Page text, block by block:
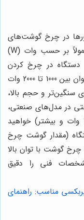
در چرخ گوشت‌های
گیربکسی است. این توان که معمولاً بر حسب وات (W)
دستگاه در چرخ کردن
مواد است. برای مصارف خانگی، توان بین 1000 تا 2000 وات
سنگین‌تر و حجم بالا،
بالا، یا حتی در مدل‌های صنعتی،
توان‌های بسیار بالاتر (مانند 3000 وات و بیشتر) خواهید
(مقدار گوشت چرخ
گوشت با توان بالا
مشخصات فنی را دقیق
مناسب: راهنمای